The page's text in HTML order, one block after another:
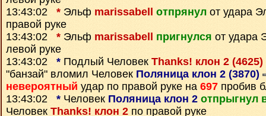
13:43:02 * Эльф marissabell отпрянул от удара
правой руке
13:43:02 * Эльф marissabell пригнулся от удара
левой руке
13:43:02 * Подлый Человек Thanks! клон 2 (4625)
"банзай" вломил Человек Поляница клон 2 (3870)
невероятный удар по правой руке на 697 пробив
13:43:02 * Человек Поляница клон 2 отпрыгнул
Человек Thanks! клон 2 по правой руке